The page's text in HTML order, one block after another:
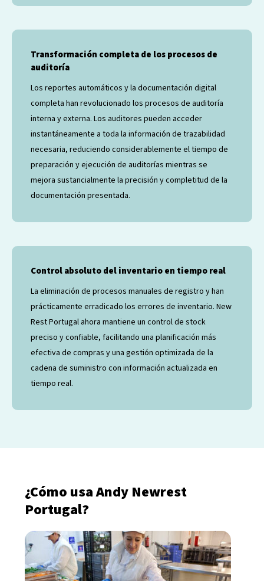
Transformación completa de los procesos de
auditoría
Los reportes automáticos y la documentación digital
completa han revolucionado los procesos de auditoría
interna y externa. Los auditores pueden acceder
instantáneamente a toda la información de trazabilidad
necesaria, reduciendo considerablemente el tiempo de
preparación y ejecución de auditorías mientras se
mejora sustancialmente la precisión y completitud de la
documentación presentada.
Control absoluto del inventario en tiempo real
La eliminación de procesos manuales de registro y han
prácticamente erradicado los errores de inventario. New
Rest Portugal ahora mantiene un control de stock
preciso y confiable, facilitando una planificación más
efectiva de compras y una gestión optimizada de la
cadena de suministro con información actualizada en
tiempo real.
¿Cómo usa Andy Newrest
Portugal?